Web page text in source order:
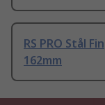
RS PRO Stål
162mm